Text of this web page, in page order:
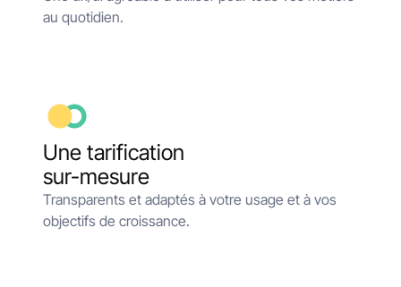
au quotidien.
Une tarification
sur-mesure
Transparents et adaptés à votre usage et à vos
objectifs de croissance.